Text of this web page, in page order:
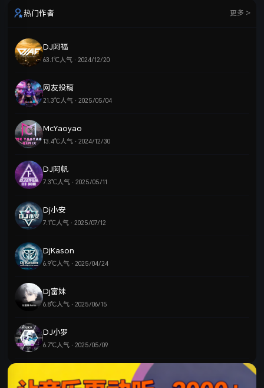
热门作者 更多 >
DJ阿福
63.1℃人气 · 2024/12/20
网友投稿
21.3℃人气 · 2025/05/04
McYaoyao
13.4℃人气 · 2024/12/30
DJ阿帆
7.3℃人气 · 2025/05/11
Dj小安
7.1℃人气 · 2025/07/12
DjKason
6.9℃人气 · 2025/04/24
Dj富妹
6.8℃人气 · 2025/06/15
DJ小罗
6.7℃人气 · 2025/05/09